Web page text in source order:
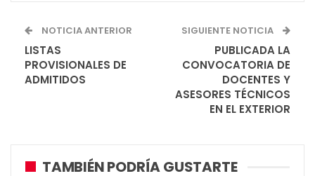
NOTICIA ANTERIOR
LISTAS
PROVISIONALES DE
ADMITIDOS
SIGUIENTE NOTICIA
PUBLICADA LA
CONVOCATORIA DE
DOCENTES Y
ASESORES TÉCNICOS
EN EL EXTERIOR
TAMBIÉN PODRÍA GUSTARTE